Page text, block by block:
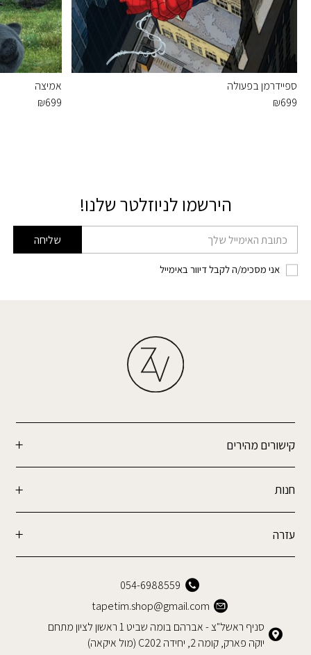
ספיידרמן בפעולה
₪699
אמיצה
₪699
הירשמו לניוזלטר שלנו!
דוא׳׳ל שליחה
אני מסכימ/ה לקבל דיוור באימייל
קישורים מהירים
חנות
עזרה
054-6988559
tapetim.shop@gmail.com
סניף ראשל"צ - אברהם בומה שביט 1 ראשון לציון מתחם
יוקה פארק, קומה 2, יחידה C202 (מול איקאה)